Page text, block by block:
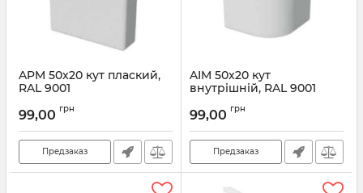
APM 50x20 кут плаский,
RAL 9001
99,00 грн
Предзаказ
AIM 50x20 кут
внутрішній, RAL 9001
99,00 грн
Предзаказ